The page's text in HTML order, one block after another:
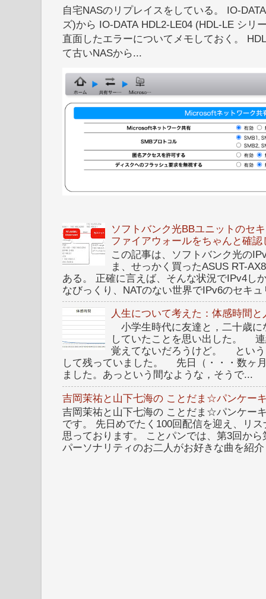
自宅NASのリプレイスをしている。 IO-
ズ)から IO-DATA HDL2-LE04 (HDL-LE シリ
直面したエラーについてメモしておく。
て古いNASから...
ソフトバンク光BBユニットのセ
ファイアウォールをちゃんと確認
この記事は、ソフトバンク光の
ま、せっかく買ったASUS RT-
ある。 正確に言えば、そんな状況でIPv4し
なびっくり、NATのない世界でIPv6のセキ
人生について考えた：体感時間
小学生時代に友達と，二十歳に
していたことを思い出した。
覚えてないだろうけど。 という
して残っていました。 先日（・・・数ヶ
ました。あっという間なような，そうで...
吉岡茉祐と山下七海の ことだま☆パンケー
吉岡茉祐と山下七海の ことだま☆パンケー
です。 先日めでたく100回配信を迎え、リ
思っております。 ことパンでは、第3回か
パーソナリティのお二人がお好きな曲を紹